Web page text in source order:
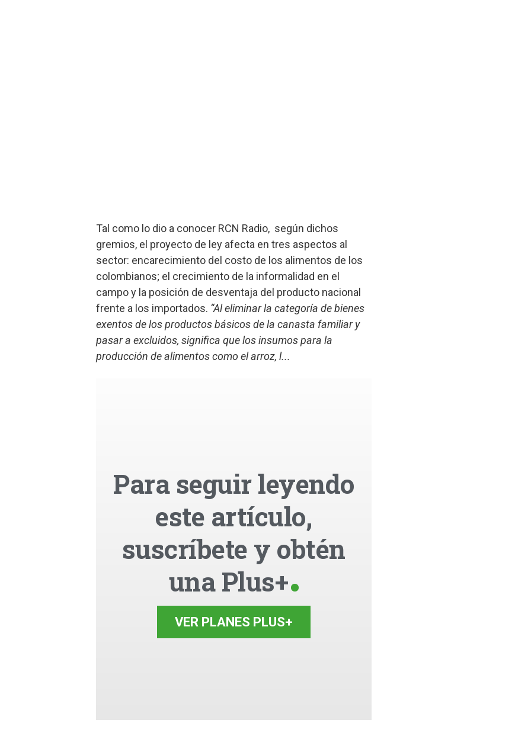
Tal como lo dio a conocer RCN Radio, según dichos
gremios, el proyecto de ley afecta en tres aspectos al
sector: encarecimiento del costo de los alimentos de los
colombianos; el crecimiento de la informalidad en el
campo y la posición de desventaja del producto nacional
frente a los importados. “Al eliminar la categoría de bienes
exentos de los productos básicos de la canasta familiar y
pasar a excluidos, significa que los insumos para la
producción de alimentos como el arroz, l...
Para seguir leyendo
este artículo,
suscríbete y obtén
una Plus+
VER PLANES PLUS+